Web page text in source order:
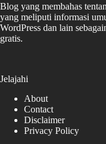
Blog yang membahas
yang meliputi informasi
WordPress dan lain
gratis.
Jelajahi
About
Contact
Disclaimer
Privacy Policy